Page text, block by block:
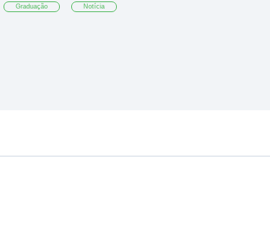
Graduação Notícia